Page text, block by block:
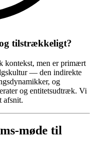
tilstrækkeligt?
kontekst, men er primært
— den indirekte
og
og entitetsudtræk. Vi
afsnit.
møde til